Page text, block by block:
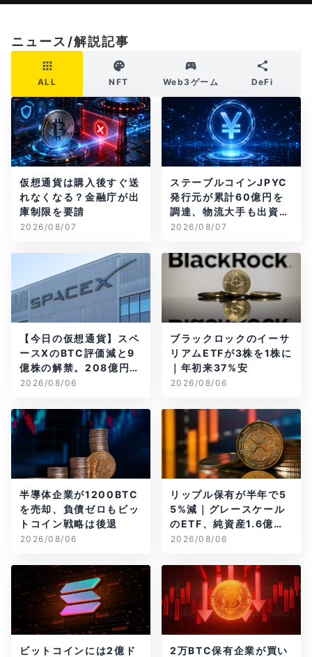
ニュース/解説記事
ALL NFT Web3ゲーム DeFi
仮想通貨は購入後すぐ送
れなくなる？金融庁が出
庫制限を要請
2026/08/07
ステーブルコインJPYC
発行元が累計60億円を
調達、物流大手も出資参
画
2026/08/07
【今日の仮想通貨】スペ
ースXのBTC評価減と9
億株の解禁。208億円相
当のBTCが盗難
2026/08/06
ブラックロックのイーサ
リアムETFが3株を1株に
｜年初来37%安
2026/08/06
半導体企業が1200BTC
を売却、負債ゼロもビッ
トコイン戦略は後退
2026/08/06
リップル保有が半年で5
5%減｜グレースケール
のETF、純資産1.6億ド
ル減
2026/08/06
ビットコインには2億ド
2万BTC保有企業が買い